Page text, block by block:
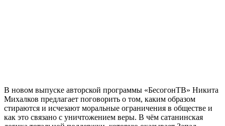
В новом выпуске авторской программы «БесогонТВ» Никита
Михалков предлагает поговорить о том, каким образом
стираются и исчезают моральные ограничения в обществе и
как это связано с уничтожением веры. В чём сатанинская